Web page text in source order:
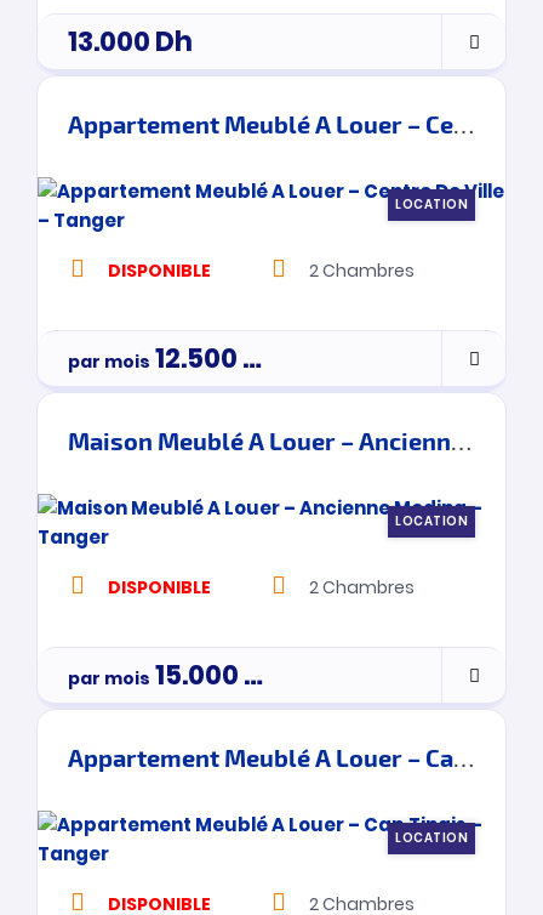
13.000Dh
Appartement Meublé A Louer – Centre De Ville – Tanger
LOCATION
DISPONIBLE 2Chambres
par mois 12.500Dh
Maison Meublé A Louer – Ancienne Medina – Tanger
LOCATION
DISPONIBLE 2Chambres
par mois 15.000Dh
Appartement Meublé A Louer – Cap Tingis – Tanger
LOCATION
DISPONIBLE 2Chambres